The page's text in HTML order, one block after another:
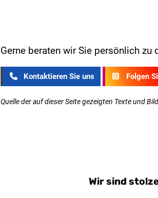
Gerne beraten wir Sie persönlich zu
Kontaktieren Sie uns Folgen
Quelle der auf dieser Seite gezeigten Texte und
Wir sind